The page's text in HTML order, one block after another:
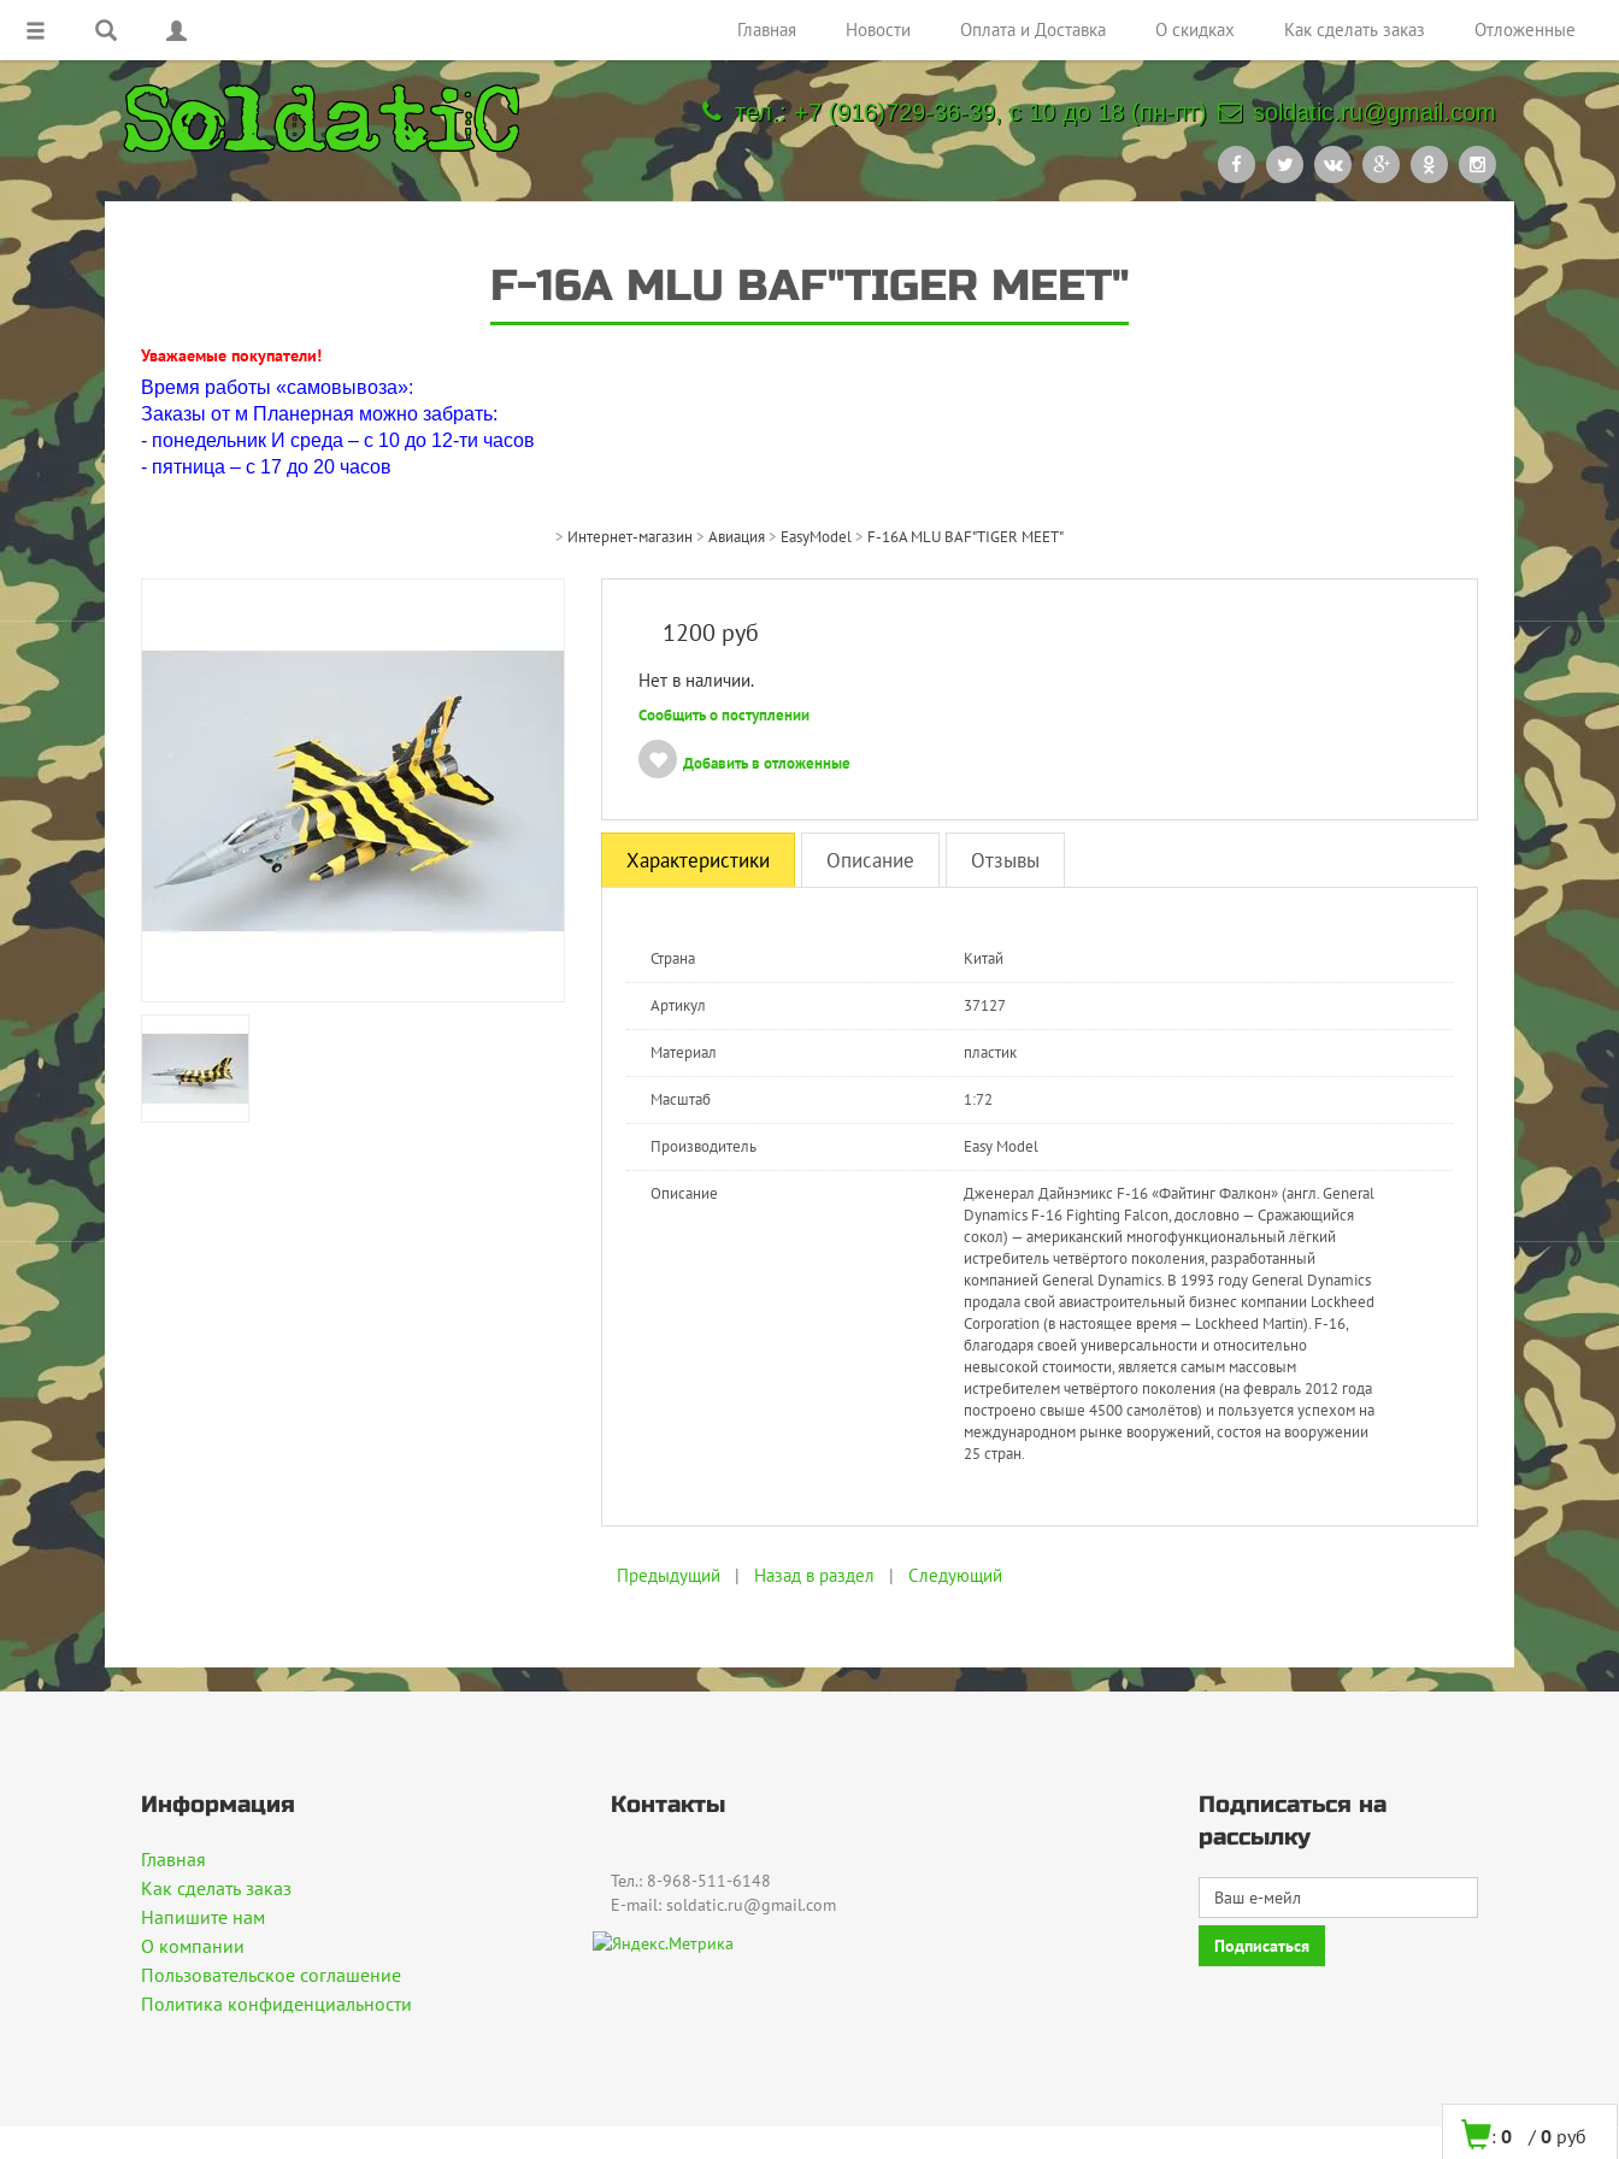
Главная Новости Оплата и Доставка О скидках Как сделать заказ Отложенные
тел.: +7 (916)729-36-39, с 10 до 18 (пн-пт) soldatic.ru@gmail.com
F-16A MLU BAF"TIGER MEET"
Уважаемые покупатели!
Время работы «самовывоза»:
Заказы от м Планерная можно забрать:
- понедельник И среда – с 10 до 12-ти часов
- пятница – с 17 до 20 часов
> Интернет-магазин > Авиация > EasyModel > F-16A MLU BAF"TIGER MEET"
1200 руб
Нет в наличии.
Сообщить о поступлении
Добавить в отложенные
Характеристики Описание Отзывы
Страна Китай
Артикул 37127
Материал пластик
Масштаб 1:72
Производитель Easy Model
Описание
Дженерал Дайнэмикс F-16 «Файтинг Фалкон» (англ. General
Dynamics F-16 Fighting Falcon, дословно — Сражающийся
сокол) — американский многофункциональный лёгкий
истребитель четвёртого поколения, разработанный
компанией General Dynamics. В 1993 году General Dynamics
продала свой авиастроительный бизнес компании Lockheed
Corporation (в настоящее время — Lockheed Martin). F-16,
благодаря своей универсальности и относительно
невысокой стоимости, является самым массовым
истребителем четвёртого поколения (на февраль 2012 года
построено свыше 4500 самолётов) и пользуется успехом на
международном рынке вооружений, состоя на вооружении
25 стран.
Предыдущий | Назад в раздел | Следующий
Информация
Главная
Как сделать заказ
Напишите нам
О компании
Пользовательское соглашение
Политика конфиденциальности
Контакты
Тел.: 8-968-511-6148
E-mail: soldatic.ru@gmail.com
Подписаться на
рассылку
: 0 / 0 руб